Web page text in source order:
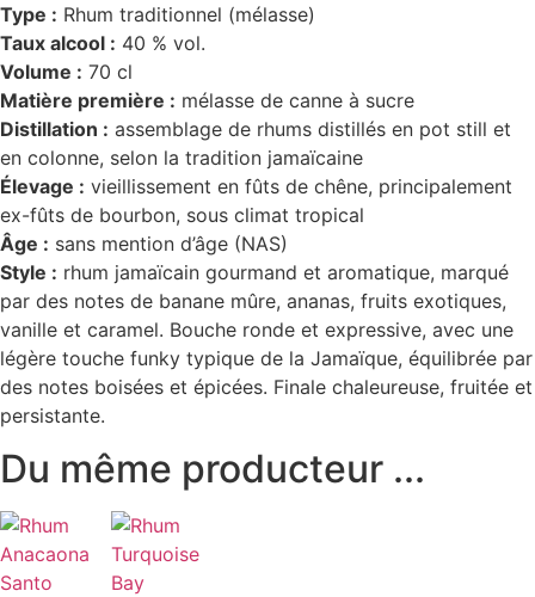
Type : Rhum traditionnel (mélasse)
Taux alcool : 40 % vol.
Volume : 70 cl
Matière première : mélasse de canne à sucre
Distillation : assemblage de rhums distillés en pot still et
en colonne, selon la tradition jamaïcaine
Élevage : vieillissement en fûts de chêne, principalement
ex-fûts de bourbon, sous climat tropical
Âge : sans mention d’âge (NAS)
Style : rhum jamaïcain gourmand et aromatique, marqué
par des notes de banane mûre, ananas, fruits exotiques,
vanille et caramel. Bouche ronde et expressive, avec une
légère touche funky typique de la Jamaïque, équilibrée par
des notes boisées et épicées. Finale chaleureuse, fruitée et
persistante.
Du même producteur ...